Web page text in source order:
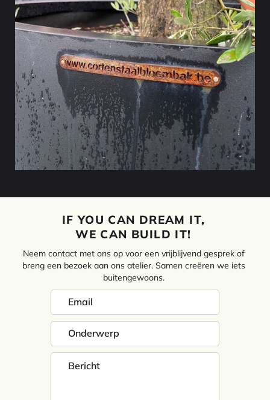
IF YOU CAN DREAM IT,
WE CAN BUILD IT!
Neem contact met ons op voor een vrijblijvend gesprek of
breng een bezoek aan ons atelier. Samen creëren we iets
buitengewoons.